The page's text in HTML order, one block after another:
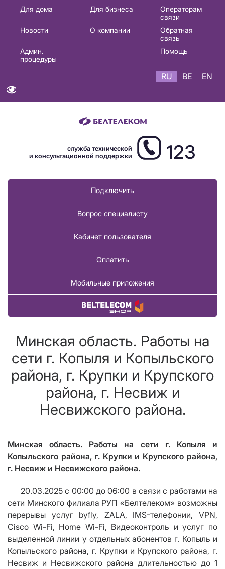
Основная
навигация
Для дома Для бизнеса
Операторам
связи
Новости
О компании
Обратная
связь
Админ.
процедуры
Помощь
RU BE EN
служба технической
и консультационной поддержки
123
Подключить
Вопрос специалисту
Кабинет пользователя
Оплатить
Мобильные приложения
Купить товар
Минская область. Работы на
сети г. Копыля и Копыльского
района, г. Крупки и Крупского
района, г. Несвиж и
Несвижского района.
Минская область. Работы на сети г. Копыля и
Копыльского района, г. Крупки и Крупского района,
г. Несвиж и Несвижского района.
20.03.2025 с 00:00 до 06:00 в связи с работами на
сети Минского филиала РУП «Белтелеком» возможны
перерывы услуг byfly, ZALA, IMS-телефонии, VPN,
Cisco Wi-Fi, Home Wi-Fi, Видеоконтроль и услуг по
выделенной линии у отдельных абонентов г. Копыль и
Копыльского района, г. Крупки и Крупского района, г.
Несвиж и Несвижского района длительностью до 1